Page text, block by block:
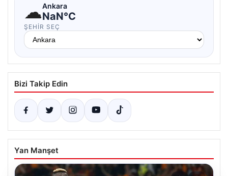
☁Ankara
NaN°C
ŞEHIR SEÇ
Bizi Takip Edin
Yan Manşet